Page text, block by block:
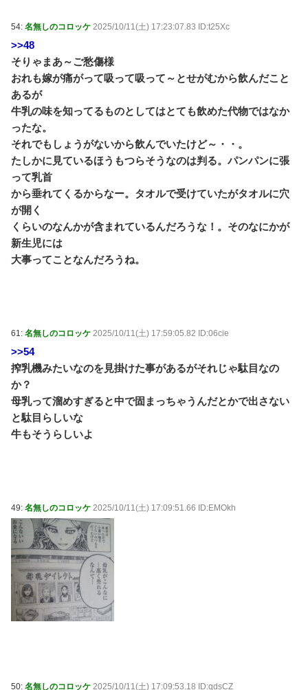
54: 名無しのコロッケ 2025/10/11(土) 17:23:07.83 ID:t25Xc
>>48
そりゃまあ～ご愁傷様
おれも嫁が痛がって吸って吸って～とせがむから飲んだこと
あるが
牛乳の味を知ってるものとしてはとても飲めた代物ではなか
ったな。
それでもしょうがないから飲んでいたけど～・・。
たしかに見ているほうもつらそうなのは判る。パンパンに張
って乳首
から垂れてくるからなー。タオルで受けていたがタオルに穴
が開く
くらいのなんかが含まれているんだろうな！。そのなにかが
新生児には
大事ってことなんだろうね。
61: 名無しのコロッケ 2025/10/11(土) 17:59:05.82 ID:06cie
>>54
搾乳機みたいなのを見掛けた事があるがそれじゃ駄目なの
か？
母乳って溜めすぎると中で固まっちゃうんだとかで出さない
と駄目らしいな
牛もそうらしいよ
49: 名無しのコロッケ 2025/10/11(土) 17:09:51.66 ID:EMOkh
50: 名無しのコロッケ 2025/10/11(土) 17:09:53.18 ID:qdsCZ